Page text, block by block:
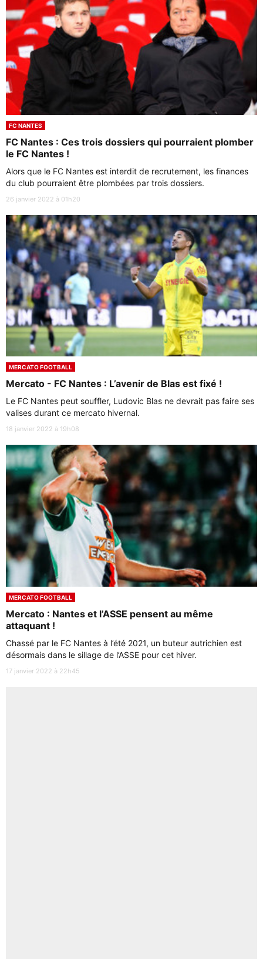
FC NANTES
FC Nantes : Ces trois dossiers qui pourraient plomber
le FC Nantes !
Alors que le FC Nantes est interdit de recrutement, les finances
du club pourraient être plombées par trois dossiers.
26 janvier 2022 à 01h20
MERCATO FOOTBALL
Mercato - FC Nantes : L’avenir de Blas est fixé !
Le FC Nantes peut souffler, Ludovic Blas ne devrait pas faire ses
valises durant ce mercato hivernal.
18 janvier 2022 à 19h08
MERCATO FOOTBALL
Mercato : Nantes et l’ASSE pensent au même
attaquant !
Chassé par le FC Nantes à l’été 2021, un buteur autrichien est
désormais dans le sillage de l’ASSE pour cet hiver.
17 janvier 2022 à 22h45